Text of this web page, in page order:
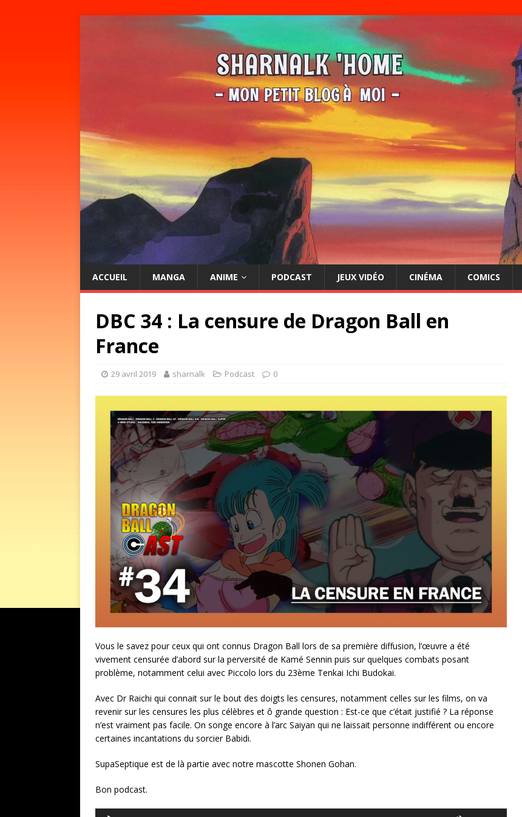
ACCUEIL MANGA ANIME PODCAST JEUX VIDÉO CINÉMA COMICS
DBC 34 : La censure de Dragon Ball en
France
29 avril 2019 sharnalk Podcast 0
Vous le savez pour ceux qui ont connus Dragon Ball lors de sa première diffusion, l’œuvre a été
vivement censurée d’abord sur la perversité de Kamé Sennin puis sur quelques combats posant
problème, notamment celui avec Piccolo lors du 23ème Tenkai Ichi Budokai.
Avec Dr Raichi qui connait sur le bout des doigts les censures, notamment celles sur les films, on va
revenir sur les censures les plus célèbres et ô grande question : Est-ce que c’était justifié ? La réponse
n’est vraiment pas facile. On songe encore à l’arc Saiyan qui ne laissait personne indifférent ou encore
certaines incantations du sorcier Babidi.
SupaSeptique est de là partie avec notre mascotte Shonen Gohan.
Bon podcast.
Lecteur